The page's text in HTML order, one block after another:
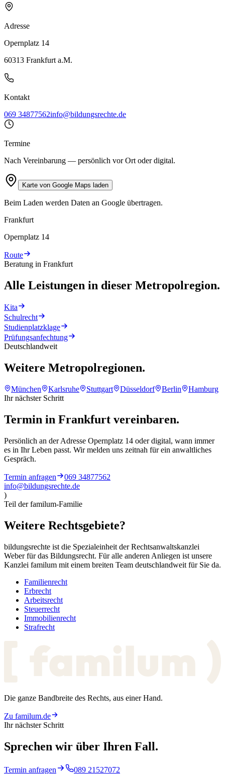
Adresse
Opernplatz 14
60313 Frankfurt a.M.
Kontakt
069 34877562info@bildungsrechte.de
Termine
Nach Vereinbarung — persönlich vor Ort oder digital.
Karte von Google Maps laden
Beim Laden werden Daten an Google übertragen.
Frankfurt
Opernplatz 14
Route
Beratung in Frankfurt
Alle Leistungen in dieser Metropolregion.
Kita
Schulrecht
Studienplatzklage
Prüfungsanfechtung
Deutschlandweit
Weitere Metropolregionen.
München Karlsruhe Stuttgart Düsseldorf Berlin
Hamburg
Ihr nächster Schritt
Termin in Frankfurt vereinbaren.
Persönlich an der Adresse Opernplatz 14 oder digital, wann immer
es in Ihr Leben passt. Wir melden uns zeitnah für ein anwaltliches
Gespräch.
Termin anfragen
069 34877562
info@bildungsrechte.de
)
Teil der familum-Familie
Weitere Rechtsgebiete?
bildungsrechte ist die Spezialeinheit der Rechtsanwaltskanzlei
Weber für das Bildungsrecht. Für alle anderen Anliegen ist unsere
Kanzlei familum mit einem breiten Team deutschlandweit für Sie da.
Familienrecht
Erbrecht
Arbeitsrecht
Steuerrecht
Immobilienrecht
Strafrecht
Die ganze Bandbreite des Rechts, aus einer Hand.
Zu familum.de
Ihr nächster Schritt
Sprechen wir über Ihren Fall.
Termin anfragen 089 21527072